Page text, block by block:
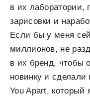
в их лаборатории,
зарисовки и
Если бы у меня
миллионов, не
в их бренд, чтобы
новинку и
You Apart, который